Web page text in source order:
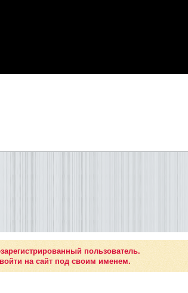
пользователь.
на сайт под своим именем.